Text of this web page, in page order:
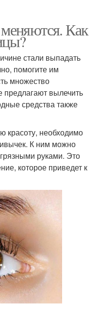
Как
стали выпадать
помогите им
множество
предлагают вылечить
средства также
красоту, необходимо
К ним можно
руками. Это
которое приведет к